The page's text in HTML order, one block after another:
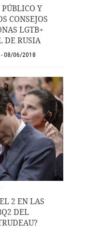
PÚBLICO Y
CONSEJOS
LGTB+
DE RUSIA
08/06/2018
2 EN LAS
DEL